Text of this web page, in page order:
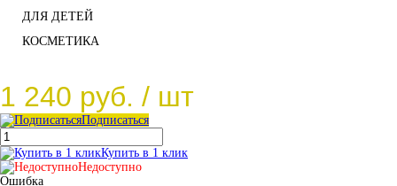
ДЛЯ ДЕТЕЙ
КОСМЕТИКА
1 240 руб. / шт
Подписаться
Купить в 1 клик
Недоступно
Ошибка